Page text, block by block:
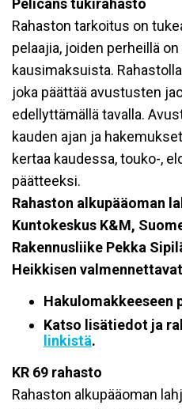
Pelicans tukirahasto
Rahaston tarkoitus on
pelaajia, joiden perheillä
kausimaksuista.
joka päättää avustusten
edellyttämällä tavalla.
kauden ajan ja
kertaa kaudessa, touko-,
päätteeksi.
Rahaston alkupääoman
Kuntokeskus K&M,
Rakennusliike Pekka
Heikkisen valmennettavat
Hakulomakkeeseen
Katso lisätiedot ja
linkistä.
KR 69 rahasto
Rahaston alkupääoman